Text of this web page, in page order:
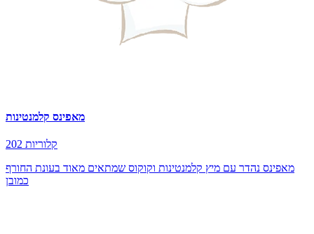
מאפינס קלמנטינות
202 קלוריות
מאפינס נהדר עם מיץ קלמנטינות וקוקוס שמתאים מאוד בעונת החורף
כמובן